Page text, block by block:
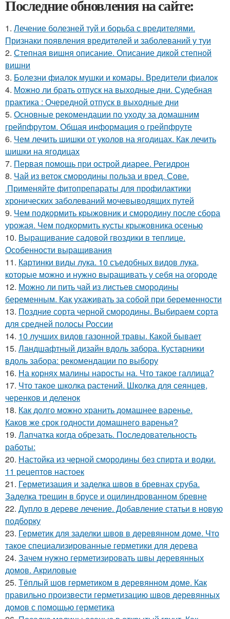
Последние обновления на сайте:
1. Лечение болезней туй и борьба с вредителями.
Признаки появления вредителей и заболеваний у туи
2. Степная вишня описание. Описание дикой степной
вишни
3. Болезни фиалок мушки и комары. Вредители фиалок
4. Можно ли брать отпуск на выходные дни. Судебная
практика : Очередной отпуск в выходные дни
5. Основные рекомендации по уходу за домашним
грейпфрутом. Общая информация о грейпфруте
6. Чем лечить шишки от уколов на ягодицах. Как лечить
шишки на ягодицах
7. Первая помощь при острой диарее. Регидрон
8. Чай из веток смородины польза и вред. Сове.
Применяйте фитопрепараты для профилактики
хронических заболеваний мочевыводящих путей
9. Чем подкормить крыжовник и смородину после сбора
урожая. Чем подкормить кусты крыжовника осенью
10. Выращивание садовой гвоздики в теплице.
Особенности выращивания
11. Картинки виды лука. 10 съедобных видов лука,
которые можно и нужно выращивать у себя на огороде
12. Можно ли пить чай из листьев смородины
беременным. Как ухаживать за собой при беременности
13. Поздние сорта черной смородины. Выбираем сорта
для средней полосы России
14. 10 лучших видов газонной травы. Какой бывает
15. Ландшафтный дизайн вдоль забора. Кустарники
вдоль забора: рекомендации по выбору
16. На корнях малины наросты на. Что такое галлица?
17. Что такое школка растений. Школка для сеянцев,
черенков и деленок
18. Как долго можно хранить домашнее варенье.
Каков же срок годности домашнего варенья?
19. Лапчатка когда обрезать. Последовательность
работы:
20. Настойка из черной смородины без спирта и водки.
11 рецептов настоек
21. Герметизация и заделка швов в бревнах сруба.
Заделка трещин в брусе и оцилиндрованном бревне
22. Дупло в дереве лечение. Добавление статьи в новую
подборку
23. Герметик для заделки швов в деревянном доме. Что
такое специализированные герметики для дерева
24. Зачем нужно герметизировать швы деревянных
домов. Акриловые
25. Тёплый шов герметиком в деревянном доме. Как
правильно произвести герметизацию швов деревянных
домов с помощью герметика